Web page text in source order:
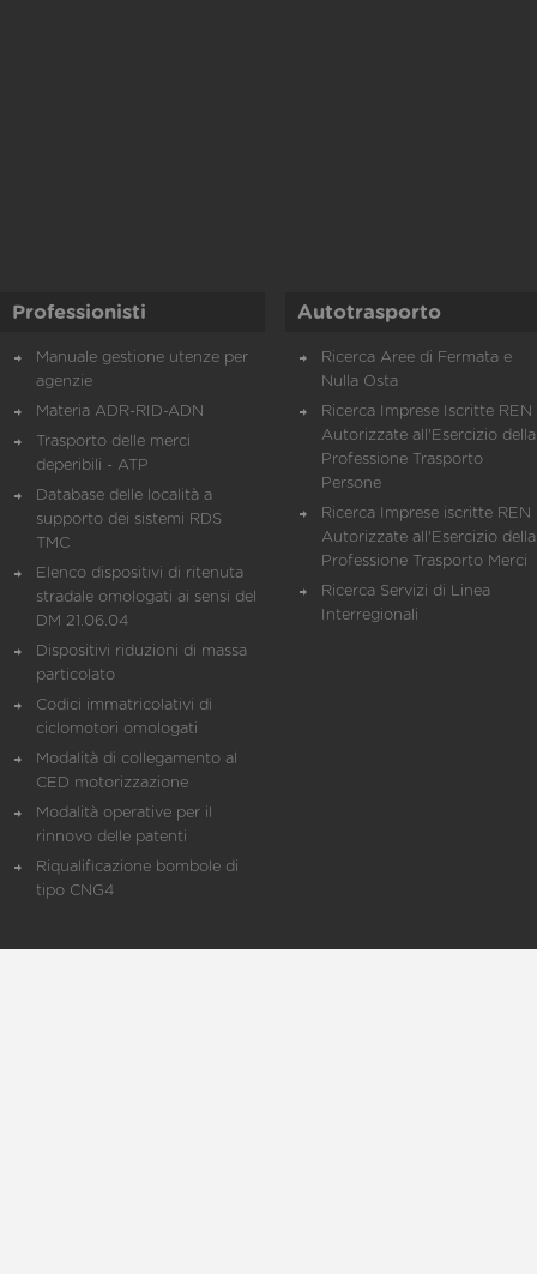
Professionisti
Manuale gestione utenze per
agenzie
Materia ADR-RID-ADN
Trasporto delle merci
deperibili - ATP
Database delle località a
supporto dei sistemi RDS
TMC
Elenco dispositivi di ritenuta
stradale omologati ai sensi del
DM 21.06.04
Dispositivi riduzioni di massa
particolato
Codici immatricolativi di
ciclomotori omologati
Modalità di collegamento al
CED motorizzazione
Modalità operative per il
rinnovo delle patenti
Riqualificazione bombole di
tipo CNG4
Autotrasporto
Ricerca Aree di Fermata e
Nulla Osta
Ricerca Imprese Iscritte REN
Autorizzate all'Esercizio della
Professione Trasporto
Persone
Ricerca Imprese iscritte REN
Autorizzate all'Esercizio della
Professione Trasporto Merci
Ricerca Servizi di Linea
Interregionali